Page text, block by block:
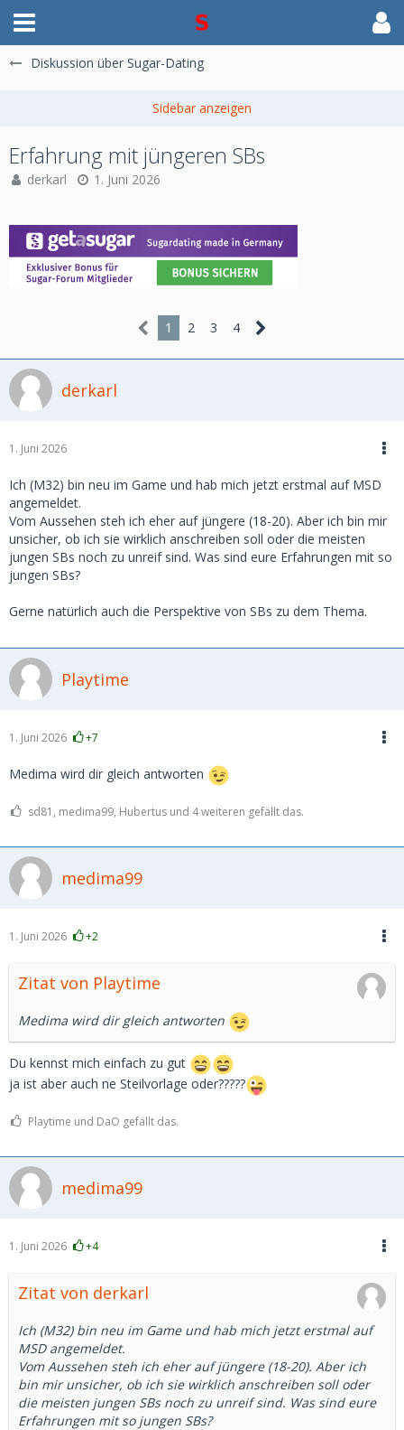
Diskussion über Sugar-Dating
Erfahrung mit jüngeren SBs
derkarl 1. Juni 2026
1 2 3 4
derkarl
1. Juni 2026
Ich (M32) bin neu im Game und hab mich jetzt erstmal auf MSD
angemeldet.
Vom Aussehen steh ich eher auf jüngere (18-20). Aber ich bin mir
unsicher, ob ich sie wirklich anschreiben soll oder die meisten
jungen SBs noch zu unreif sind. Was sind eure Erfahrungen mit so
jungen SBs?
Gerne natürlich auch die Perspektive von SBs zu dem Thema.
Playtime
1. Juni 2026 +7
Medima wird dir gleich antworten
sd81, medima99, Hubertus und 4 weiteren gefällt das.
medima99
1. Juni 2026 +2
Zitat von Playtime
Medima wird dir gleich antworten
Du kennst mich einfach zu gut
ja ist aber auch ne Steilvorlage oder?????
Playtime und DaO gefällt das.
medima99
1. Juni 2026 +4
Zitat von derkarl
Ich (M32) bin neu im Game und hab mich jetzt erstmal auf
MSD angemeldet.
Vom Aussehen steh ich eher auf jüngere (18-20). Aber ich
bin mir unsicher, ob ich sie wirklich anschreiben soll oder
die meisten jungen SBs noch zu unreif sind. Was sind eure
Erfahrungen mit so jungen SBs?